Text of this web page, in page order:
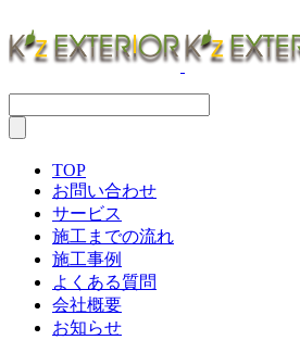
TOP
お問い合わせ
サービス
施工までの流れ
施工事例
よくある質問
会社概要
お知らせ